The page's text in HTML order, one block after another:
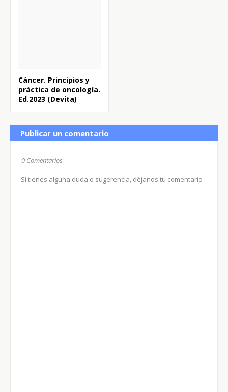
Cáncer. Principios y
práctica de oncología.
Ed.2023 (Devita)
Publicar un comentario
0 Comentarios
Si tienes alguna duda o sugerencia, déjanos tu comentario